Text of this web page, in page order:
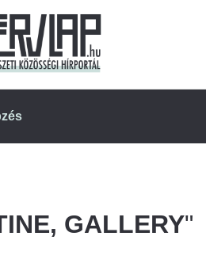
GALLERY"